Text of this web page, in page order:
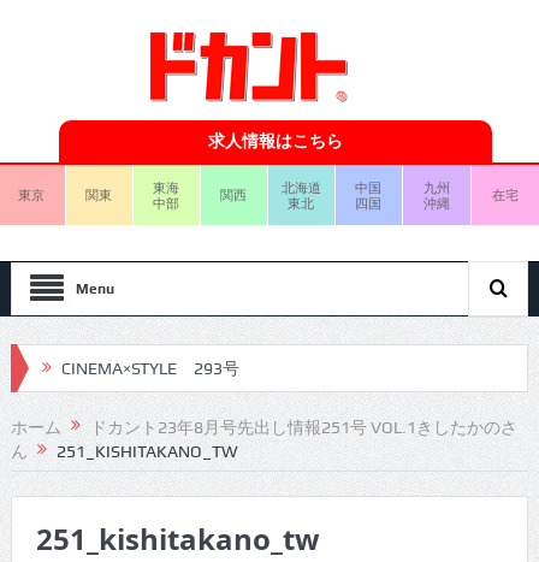
求人情報はこちら
東京 関東
東海
中部
関西
北海道
東北
中国
四国
九州
沖縄
在宅
Menu
CINEMA×STYLE 293号
CINEMA×STYLE 292号
CINEMA×STYLE 291号
CINEMA×STYLE 289号
ホーム
ドカント23年8月号先出し情報251号 VOL.1きしたかのさ
ん
251_KISHITAKANO_TW
251_kishitakano_tw